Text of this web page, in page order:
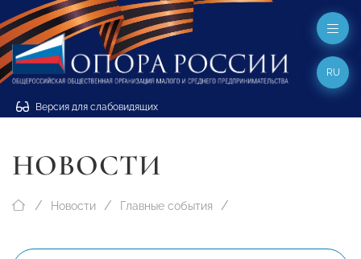
Версия для слабовидящих
RU
НОВОСТИ
Новости Главные события